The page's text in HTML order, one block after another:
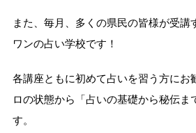
また、毎月、多くの県民の皆様が受講
ワンの占い学校です！
各講座ともに初めて占いを習う方にお
ロの状態から「占いの基礎から秘伝ま
す。